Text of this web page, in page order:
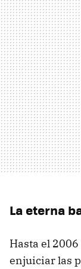
La eterna
Hasta el
enjuiciar las